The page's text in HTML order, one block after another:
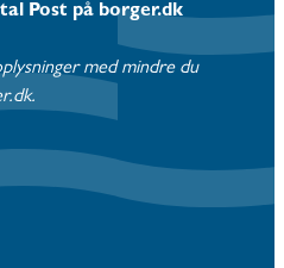
Post på borger.dk
med mindre du